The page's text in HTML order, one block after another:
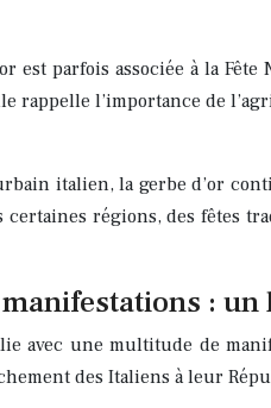
est parfois associée à la
l’importance de
italien, la gerbe d’or
régions, des fêtes
:
avec une multitude de
des Italiens à leur